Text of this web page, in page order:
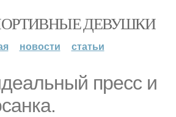
ДЕВУШКИ
новости статьи
пресс и